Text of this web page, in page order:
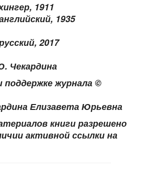
1911
1935
2017
Чекардина
поддержке журнала ©
Елизавета Юрьевна
книги разрешено
активной ссылки на